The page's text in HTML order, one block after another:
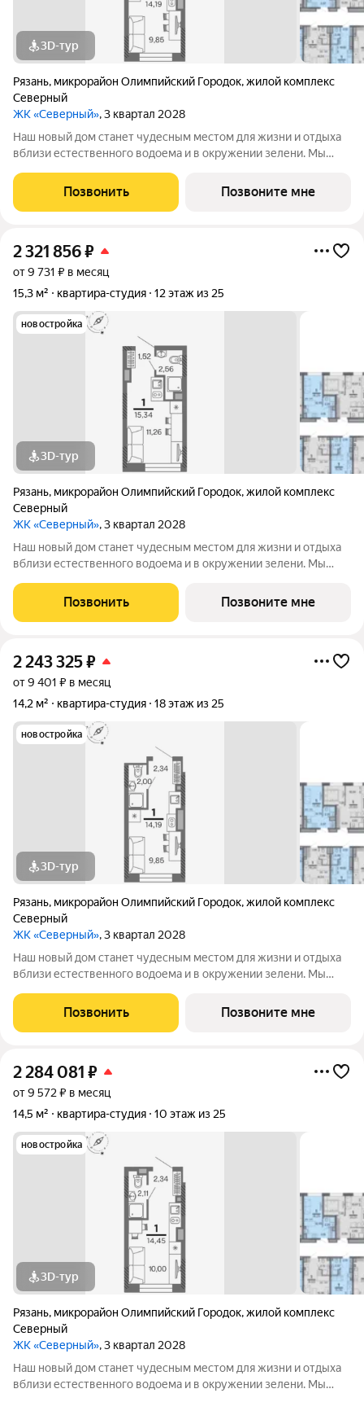
3D-тур
Рязань, микрорайон Олимпийский Городок,жилой комплекс
Северный
ЖК «Северный», 3 квартал 2028
Наш новый дом станет чудесным местом для жизни и отдыха
вблизи естественного водоема и в окружении зелени. Мы
небольших студий, в которых можно начать свою
студенческую самостоятельную жизнь до
Позвонить Позвоните мне
2 321 856₽
от 9 731 ₽ в месяц
15,3 м²
квартира-студия 12 этаж из 25
новостройка
3D-тур
Рязань, микрорайон Олимпийский Городок,жилой комплекс
Северный
ЖК «Северный», 3 квартал 2028
Наш новый дом станет чудесным местом для жизни и отдыха
вблизи естественного водоема и в окружении зелени. Мы
небольших студий, в которых можно начать свою
студенческую самостоятельную жизнь до
Позвонить Позвоните мне
2 243 325₽
от 9 401 ₽ в месяц
14,2 м²
квартира-студия 18 этаж из 25
новостройка
3D-тур
Рязань, микрорайон Олимпийский Городок,жилой комплекс
Северный
ЖК «Северный», 3 квартал 2028
Наш новый дом станет чудесным местом для жизни и отдыха
вблизи естественного водоема и в окружении зелени. Мы
небольших студий, в которых можно начать свою
студенческую самостоятельную жизнь до
Позвонить Позвоните мне
2 284 081 ₽
от 9 572 ₽ в месяц
14,5 м²
квартира-студия 10 этаж из 25
новостройка
3D-тур
Рязань, микрорайон Олимпийский Городок,жилой комплекс
Северный
ЖК «Северный», 3 квартал 2028
Наш новый дом станет чудесным местом для жизни и отдыха
вблизи естественного водоема и в окружении зелени. Мы